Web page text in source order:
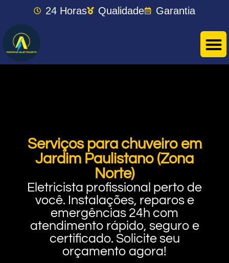
24 Horas Qualidade Garantia
Serviços para chuveiro em
Jardim Paulistano (Zona
Norte)
Eletricista profissional perto de
você. Instalações, reparos e
emergências 24h com
atendimento rápido, seguro e
certificado. Solicite seu
orçamento agora!